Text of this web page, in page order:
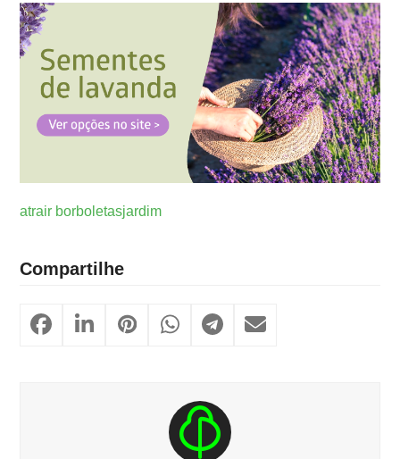
atrair borboletasjardim
Compartilhe